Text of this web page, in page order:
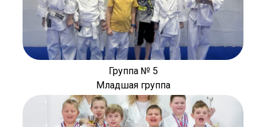
Группа № 5
Младшая группа